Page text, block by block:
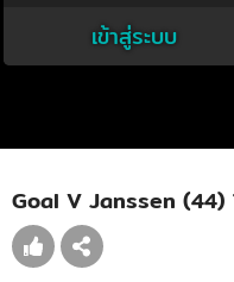
เข้าสู่ระบบ
Goal V Janssen